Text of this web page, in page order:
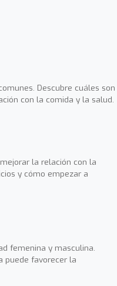
Descubre cuáles son
con la comida y la salud.
la relación con la
y cómo empezar a
femenina y masculina.
puede favorecer la